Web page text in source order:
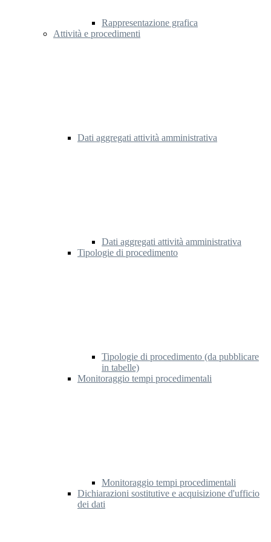
Rappresentazione grafica
Attività e procedimenti
Dati aggregati attività amministrativa
Dati aggregati attività amministrativa
Tipologie di procedimento
Tipologie di procedimento (da pubblicare
in tabelle)
Monitoraggio tempi procedimentali
Monitoraggio tempi procedimentali
Dichiarazioni sostitutive e acquisizione d'ufficio
dei dati